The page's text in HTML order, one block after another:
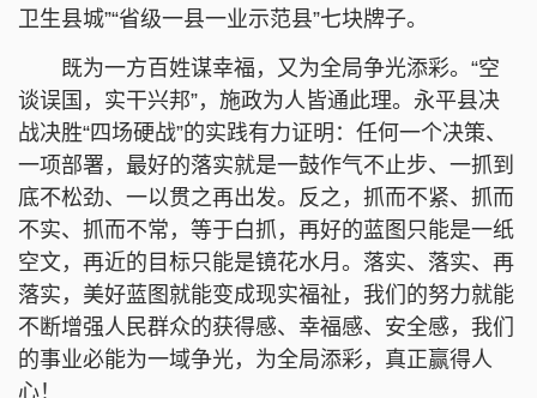
卫生县城”“省级一县一业示范县”七块牌子。
既为一方百姓谋幸福，又为全局争光添彩。“空
谈误国，实干兴邦”，施政为人皆通此理。永平县决
战决胜“四场硬战”的实践有力证明：任何一个决策、
一项部署，最好的落实就是一鼓作气不止步、一抓到
底不松劲、一以贯之再出发。反之，抓而不紧、抓而
不实、抓而不常，等于白抓，再好的蓝图只能是一纸
空文，再近的目标只能是镜花水月。落实、落实、再
落实，美好蓝图就能变成现实福祉，我们的努力就能
不断增强人民群众的获得感、幸福感、安全感，我们
的事业必能为一域争光，为全局添彩，真正赢得人
心！